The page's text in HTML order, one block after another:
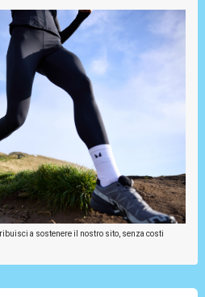
a sostenere il nostro sito, senza costi